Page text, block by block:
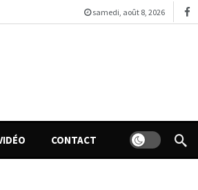
samedi, août 8, 2026
CONTACT